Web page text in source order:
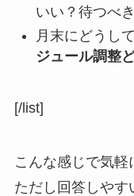
いい？待つべ
月末にどうし
ジュール調整
[/list]
こんな感じで気
ただし回答しや